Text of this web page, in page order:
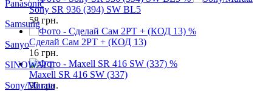
Sony SR 936 (394) SW BL5
58грн.
%
Сделай Сам 2PT + (КОД 13)
16 грн.
%
Maxell SR 416 SW (337)
90грн.
Panasonic
Samsung
Sanyo
SINOWATT
Sony/Murata